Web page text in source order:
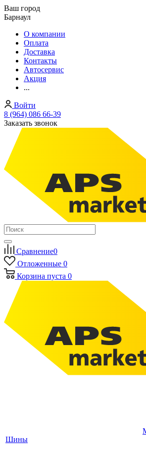
Ваш город
Барнаул
О компании
Оплата
Доставка
Контакты
Автосервис
Акция
...
Войти
8 (964) 086 66-39
Заказать звонок
Сравнение0
Отложенные 0
Корзина пуста 0
Шины